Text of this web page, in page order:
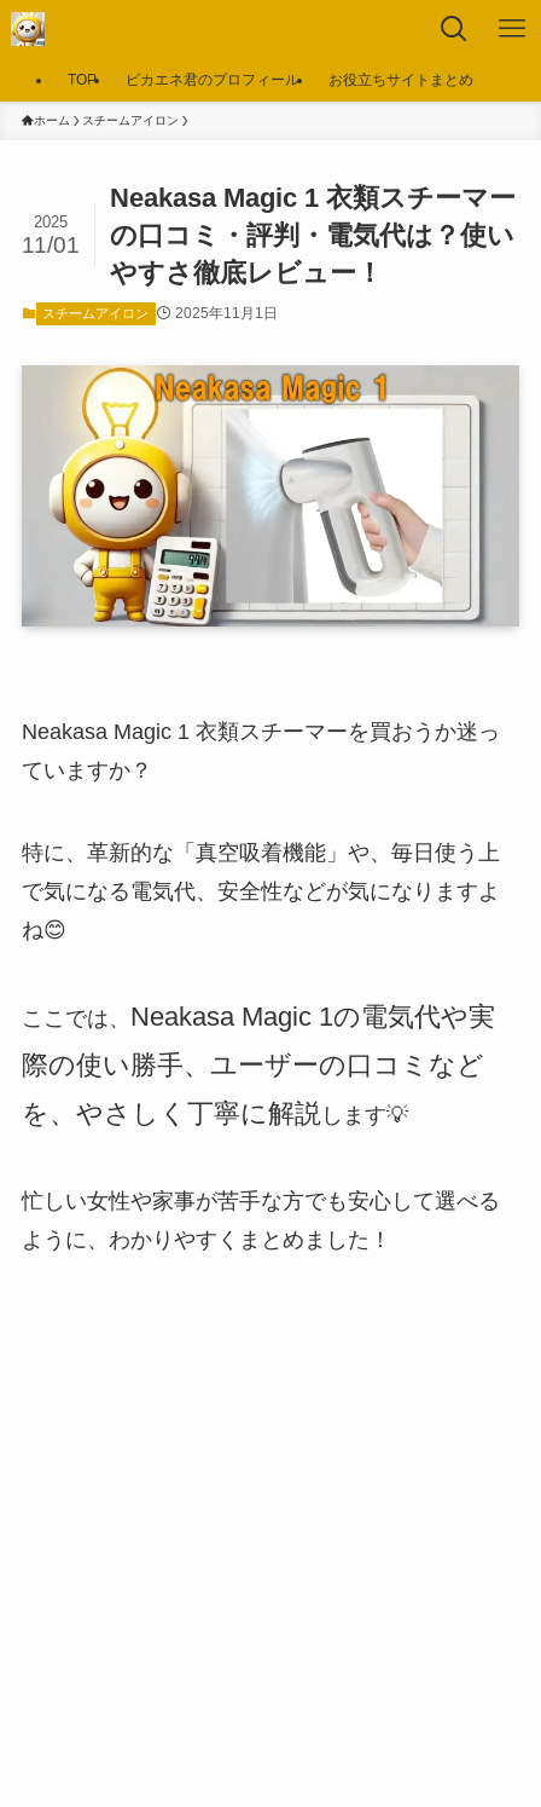
TOP ピカエネ君のプロフィール お役立ちサイトまとめ
ホーム スチームアイロン
Neakasa Magic 1 衣類スチーマー
の口コミ・評判・電気代は？使い
やすさ徹底レビュー！
2025
11/01
スチームアイロン 2025年11月1日
Neakasa Magic 1 衣類スチーマーを買おうか迷っ
ていますか？
特に、革新的な「真空吸着機能」や、毎日使う上
で気になる電気代、安全性などが気になりますよ
ね😊
ここでは、 Neakasa Magic 1の電気代や実
際の使い勝手、ユーザーの口コミなど
を、やさしく丁寧に解説します💡
忙しい女性や家事が苦手な方でも安心して選べる
ように、わかりやすくまとめました！